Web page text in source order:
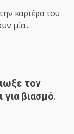
καριέρα του
μία...
τον
βιασμό.